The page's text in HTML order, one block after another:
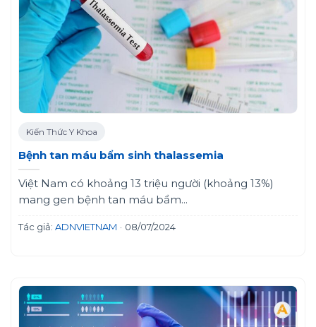
Kiến Thức Y Khoa
Bệnh tan máu bẩm sinh thalassemia
Việt Nam có khoảng 13 triệu người (khoảng 13%)
mang gen bệnh tan máu bẩm...
Tác giả: ADNVIETNAM · 08/07/2024